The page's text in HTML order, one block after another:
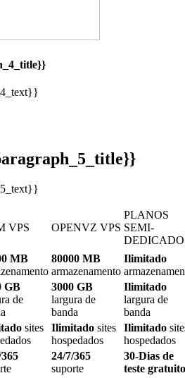
VPS OPENVZ VPS
PLANOS
SEMI-
MB
80000 MB
armazenamento
Ilimitado
GB
de
3000 GB
largura de
banda
Ilimitado
largura de
banda
sites
Ilimitado sites
hospedados
Ilimitado
hospedados
24/7/365
suporte
30-Dias de
teste gratuito